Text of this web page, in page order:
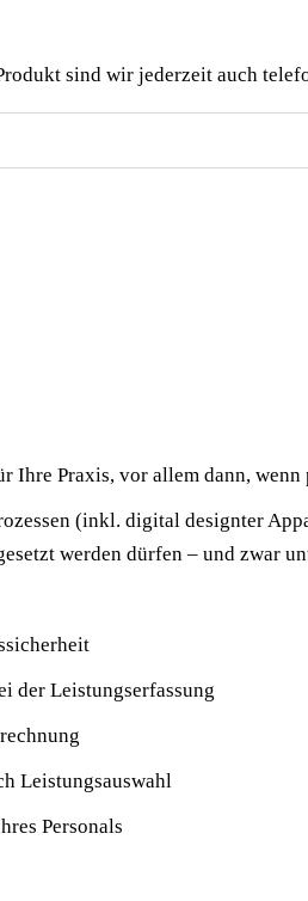
sind wir jederzeit auch
Praxis, vor allem dann,
(inkl. digital designter
werden dürfen – und zwar
der Leistungserfassung
Leistungsauswahl
Personals